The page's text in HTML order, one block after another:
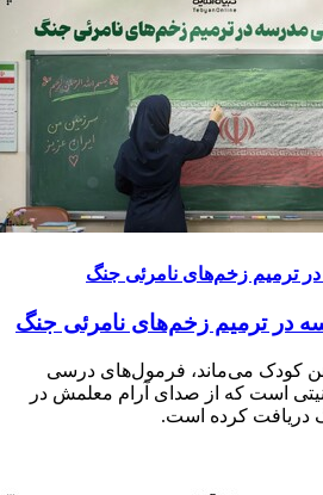
ترمیم زخم‌های نامرئی جنگ
در ترمیم زخم‌های نامرئی جنگ
کودک می‌ماند، فرمول‌های درسی
است که از صدای آرام معلمش در
دریافت کرده است.